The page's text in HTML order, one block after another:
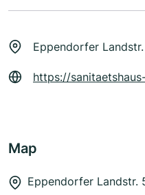
Eppendorfer
https://
Map
Eppendorfer Landstr.